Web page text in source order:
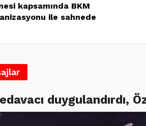
kapsamında BKM
ile sahnede
duygulandırdı,